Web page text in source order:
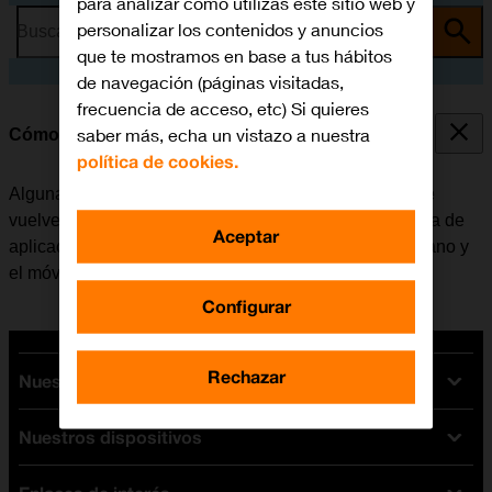
Busca por problema o tema
Cómo cerrar las aplicaciones en segundo plano
Algunas aplicaciones no se cierran del todo cuando se
vuelve a la pantalla de inicio. Si no se cierran de la lista de
aplicaciones activas, seguirán estando en segundo plano y
el móvil funcionará más lentamente.
Nuestras tarifas
Tarifas Orange
Tarifas fibra y móvil
Nuestros dispositivos
personalizar los contenidos y anuncios
que te mostramos en base a tus hábitos
de navegación (páginas visitadas,
frecuencia de acceso, etc) Si quieres
saber más, echa un vistazo a nuestra
política de cookies.
Configurar
Rechazar
Aceptar